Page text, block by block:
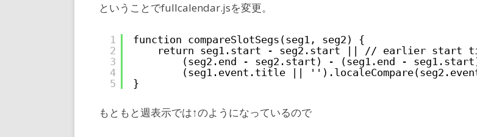
ということでfullcalendar.jsを変更。
1
2
3
4
5
function compareSlotSegs(seg1, seg2) {
return seg1.start - seg2.start || // earlier start
(seg2.end - seg2.start) - (seg1.end -
(seg1.event.title ||
}
もともと週表示では↑のようになっているので